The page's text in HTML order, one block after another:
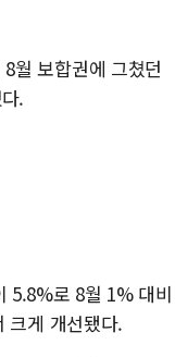
월 보합권에 그쳤던
.
5.8%로 8월 1% 대비
크게 개선됐다.